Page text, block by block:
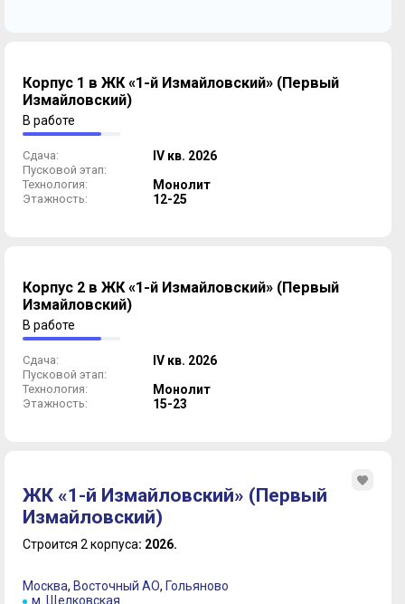
Корпус 1 в ЖК «1-й Измайловский» (Первый
Измайловский)
В работе
Сдача: IV кв. 2026
Пусковой этап:
Технология:
Монолит
Этажность: 12-25
Корпус 2 в ЖК «1-й Измайловский» (Первый
Измайловский)
В работе
Сдача: IV кв. 2026
Пусковой этап:
Технология:
Монолит
Этажность: 15-23
ЖК «1-й Измайловский» (Первый
Измайловский)
Строится 2 корпуса: 2026.
Москва, Восточный АО, Гольяново
м. Щелковская